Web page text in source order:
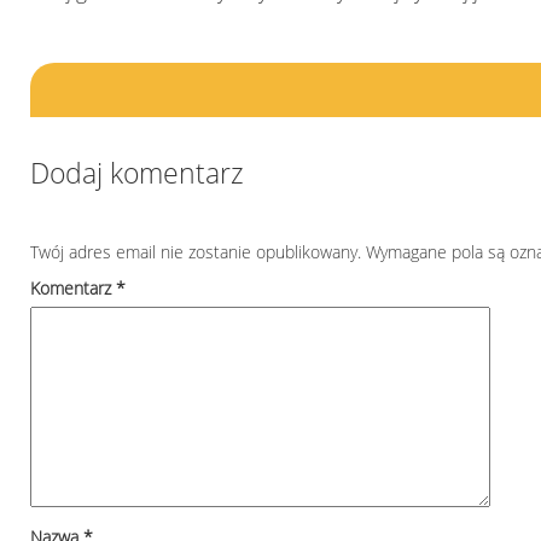
Dodaj komentarz
Twój adres email nie zostanie opublikowany. Wymagane pola są
Komentarz*